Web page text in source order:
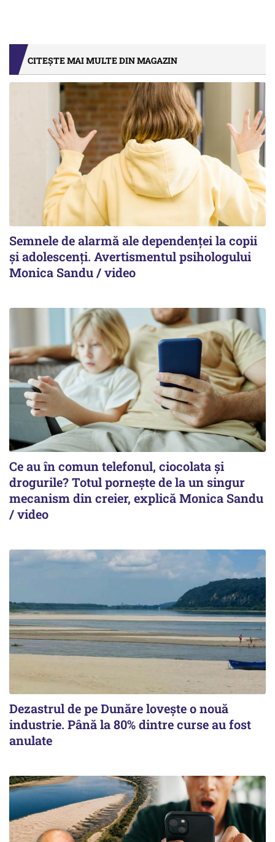
CITEȘTE MAI MULTE DIN MAGAZIN
Semnele de alarmă ale dependenței la copii
și adolescenți. Avertismentul psihologului
Monica Sandu / video
Ce au în comun telefonul, ciocolata și
drogurile? Totul pornește de la un singur
mecanism din creier, explică Monica Sandu
/ video
Dezastrul de pe Dunăre lovește o nouă
industrie. Până la 80% dintre curse au fost
anulate